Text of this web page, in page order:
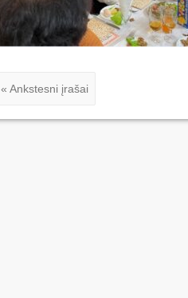
« Ankstesni įrašai